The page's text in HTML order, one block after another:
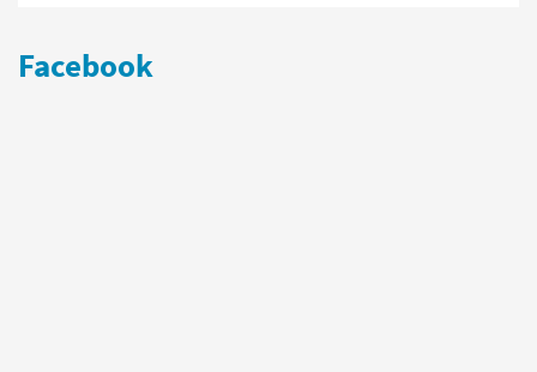
Facebook